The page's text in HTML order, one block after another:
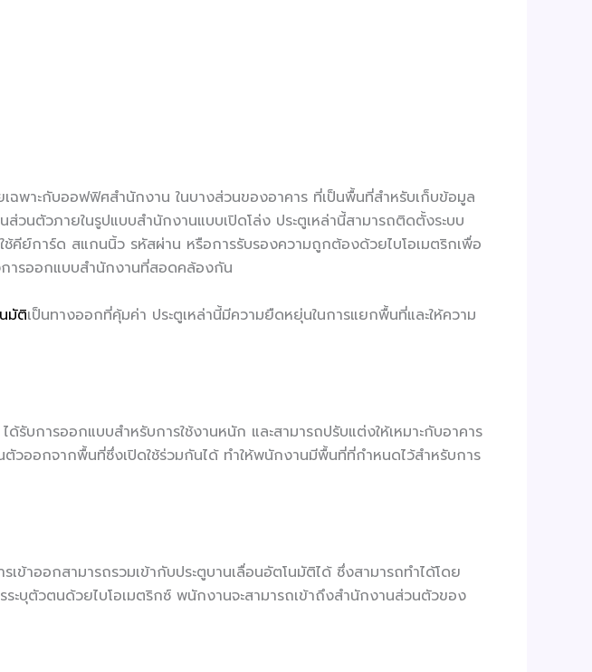
ฉพาะกับออฟฟิศสำนักงาน ในบางส่วนของอาคาร ที่เป็นพื้นที่สำหรับเก็บข้อมูล
นตัวภายในรูปแบบสำนักงานแบบเปิดโล่ง ประตูเหล่านี้สามารถติดตั้งระบบ
ย์การ์ด สแกนนิ้ว รหัสผ่าน หรือการรับรองความถูกต้องด้วยไบโอเมตริกเพื่อ
ารออกแบบสำนักงานที่สอดคล้องกัน
มัติเป็นทางออกที่คุ้มค่า ประตูเหล่านี้มีความยืดหยุ่นในการแยกพื้นที่และให้ความ
ได้รับการออกแบบสำหรับการใช้งานหนัก และสามารถปรับแต่งให้เหมาะกับอาคาร
ออกจากพื้นที่ซึ่งเปิดใช้ร่วมกันได้ ทำให้พนักงานมีพื้นที่ที่กำหนดไว้สำหรับการ
าออกสามารถรวมเข้ากับประตูบานเลื่อนอัตโนมัติได้ ซึ่งสามารถทำได้โดย
บุตัวตนด้วยไบโอเมตริกซ์ พนักงานจะสามารถเข้าถึงสำนักงานส่วนตัวของ